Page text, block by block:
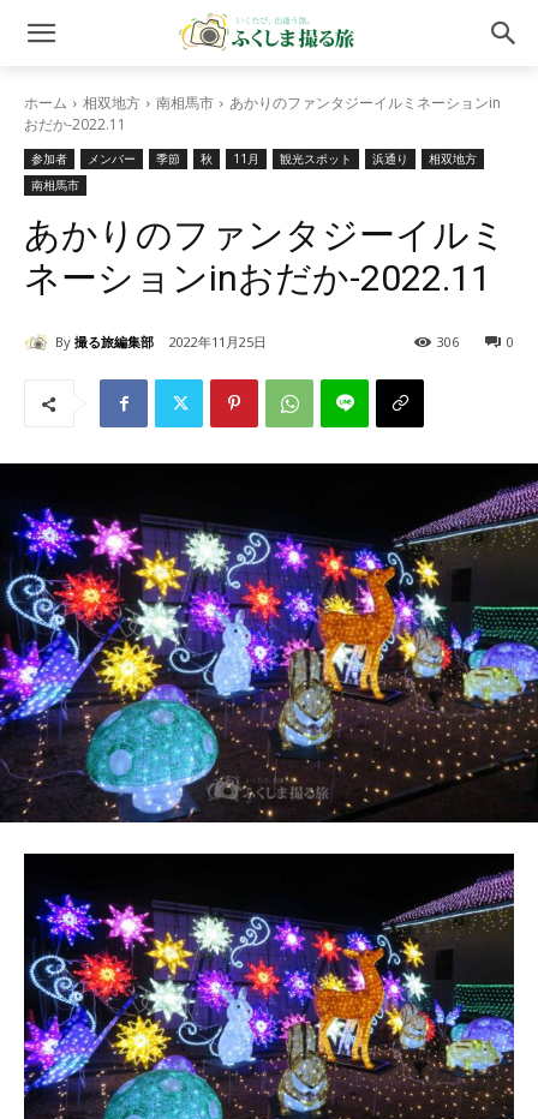
ホーム 相双地方 南相馬市
あかりのファンタジーイルミネーションin
おだか-2022.11
参加者 メンバー 季節 秋 11月 観光スポット 浜通り
相双地方
南相馬市
あかりのファンタジーイルミ
ネーションinおだか-2022.11
By 撮る旅編集部 2022年11月25日 0
306